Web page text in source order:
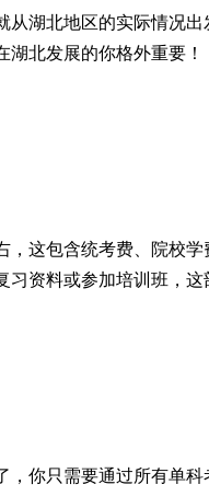
湖北地区的实际情况出
北发展的你格外重要！
这包含统考费、院校
资料或参加培训班，这
你只需要通过所有单